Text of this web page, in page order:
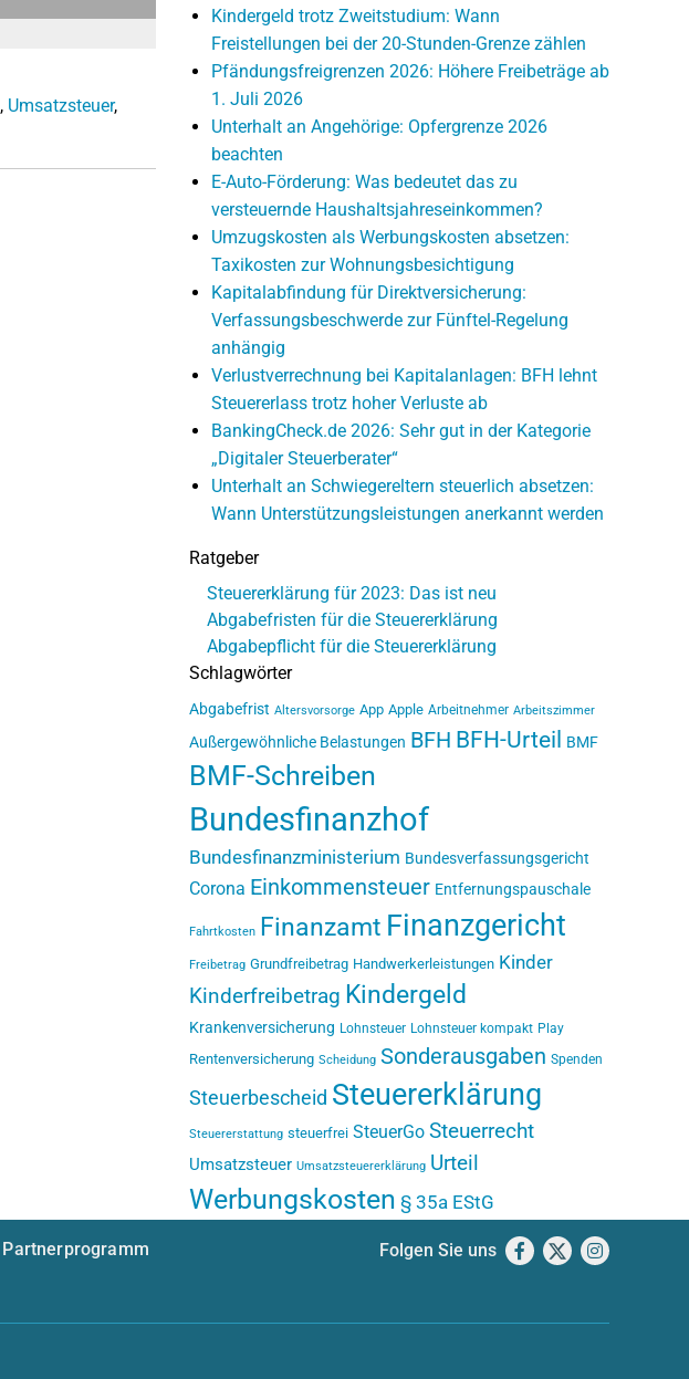
, Umsatzsteuer,
Kindergeld trotz Zweitstudium: Wann
Freistellungen bei der 20-Stunden-Grenze zählen
Pfändungsfreigrenzen 2026: Höhere Freibeträge ab
1. Juli 2026
Unterhalt an Angehörige: Opfergrenze 2026
beachten
E-Auto-Förderung: Was bedeutet das zu
versteuernde Haushaltsjahreseinkommen?
Umzugskosten als Werbungskosten absetzen:
Taxikosten zur Wohnungsbesichtigung
Kapitalabfindung für Direktversicherung:
Verfassungsbeschwerde zur Fünftel-Regelung
anhängig
Verlustverrechnung bei Kapitalanlagen: BFH lehnt
Steuererlass trotz hoher Verluste ab
BankingCheck.de 2026: Sehr gut in der Kategorie
„Digitaler Steuerberater“
Unterhalt an Schwiegereltern steuerlich absetzen:
Wann Unterstützungsleistungen anerkannt werden
Ratgeber
Steuererklärung für 2023: Das ist neu
Abgabefristen für die Steuererklärung
Abgabepflicht für die Steuererklärung
Schlagwörter
Abgabefrist Altersvorsorge App Apple Arbeitnehmer Arbeitszimmer
Außergewöhnliche Belastungen BFH BFH-Urteil BMF
BMF-Schreiben
Bundesfinanzhof
Bundesfinanzministerium Bundesverfassungsgericht
Corona Einkommensteuer Entfernungspauschale
Fahrtkosten Finanzamt Finanzgericht
Freibetrag Grundfreibetrag Handwerkerleistungen Kinder
Kinderfreibetrag Kindergeld
Krankenversicherung Lohnsteuer Lohnsteuer kompakt Play
Rentenversicherung Scheidung Sonderausgaben Spenden
Steuerbescheid Steuererklärung
Steuererstattung steuerfrei SteuerGo Steuerrecht
Umsatzsteuer Umsatzsteuererklärung Urteil
Werbungskosten § 35a EStG
Partnerprogramm
Folgen Sie uns Facebook
X Instagram